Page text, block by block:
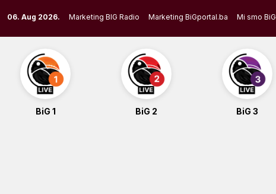
to
content
06. Aug 2026. Marketing BIG Radio Marketing BiGportal.ba Mi smo BiG
BiG 1 BiG 2 BiG 3